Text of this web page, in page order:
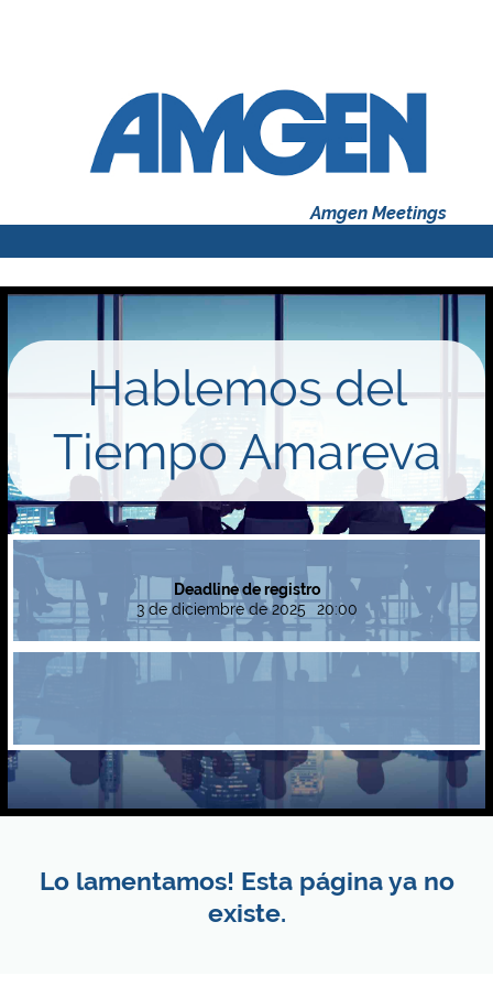
Amgen Meetings
Hablemos del
Tiempo Amareva
Deadline de registro
3 de diciembre de 2025
20:00
Lo lamentamos! Esta página ya no
existe.